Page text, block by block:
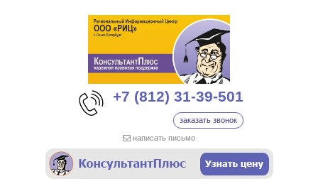
+7 (812) 31-39-501
заказать звонок
написать письмо